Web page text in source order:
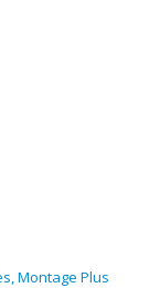
Montage Plus